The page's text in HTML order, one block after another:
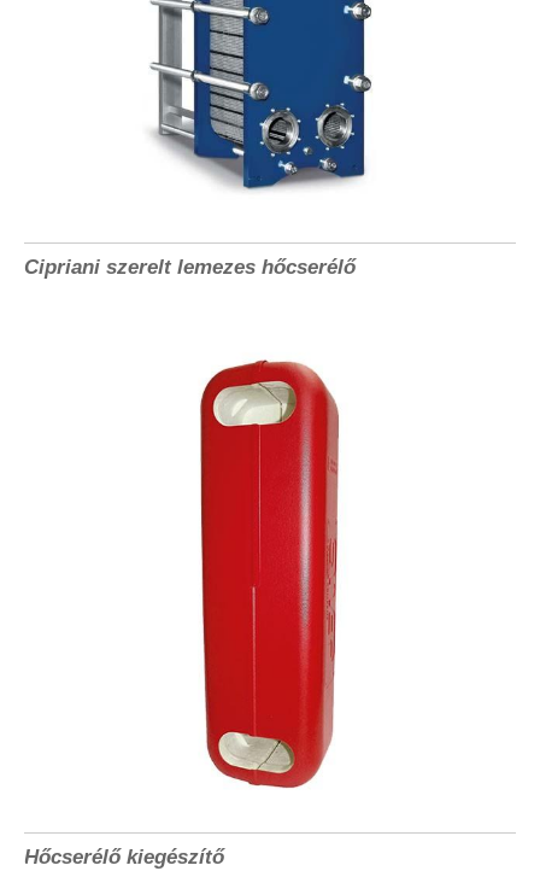
Cipriani szerelt lemezes hőcserélő
Hőcserélő kiegészítő